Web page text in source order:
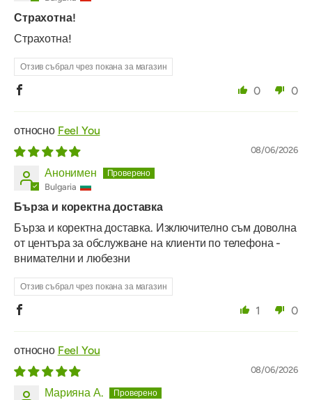
Страхотна!
Страхотна!
Отзив събрал чрез покана за магазин
0 0
Feel You
08/06/2026
Анонимен
Bulgaria
Бърза и коректна доставка
Бърза и коректна доставка. Изключително съм доволна
от центъра за обслужване на клиенти по телефона -
внимателни и любезни
Отзив събрал чрез покана за магазин
1 0
Feel You
08/06/2026
Марияна А.